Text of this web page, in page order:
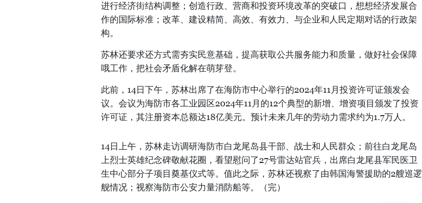
进行经济街结构调整；创造行政、营商和投资环境改革的突破口，想想经济发展合
作的国际标准；改革、建设精简、高效、有效力、与企业和人民定期对话的行政架
构。
苏林还要求还方式需夯实民意基础，提高获取公共服务能力和质量，做好社会保障
哦工作，把社会矛盾化解在萌芽登。
此前，14日下午，苏林出席了在海防市中心举行的2024年11月投资许可证颁发会
议。会议为海防市各工业园区2024年11月的12个典型的新增、增资项目颁发了投资
许可证，其注册资本总额达18亿美元。预计未来几年的劳动力需求约为1.7万人。
14日上午，苏林走访调研海防市白龙尾岛县干部、战士和人民群众；前往白龙尾岛
上烈士英雄纪念碑敬献花圈，看望慰问了27号雷达站官兵，出席白龙尾县军民医卫
生中心部分子项目奠基仪式等。值此之际，苏林还视察了由韩国海警援助的2艘巡逻
舰情况；视察海防市公安力量消防船等。（完）